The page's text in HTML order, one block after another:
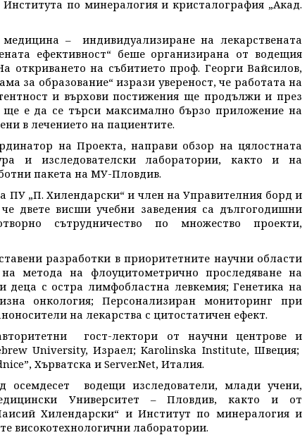
по минералогия и кристалография „Акад.
– индивидуализиране на лекарствената
ефективност“ беше организирана от водещия
откриването на събитието проф. Георги Вайсилов,
за образование“ изрази увереност, че работата на
и върхови постижения ще продължи и през
е да се търси максимално бързо приложение на
в лечението на пациентите.
на Проекта, направи обзор на цялостната
и изследователски лаборатории, както и на
пакета на МУ-Пловдив.
ПУ „П. Хилендарски“ и член на Управителния борд и
двете висши учебни заведения са дългогодишни
сътрудничество по множество проекти,
разработки в приоритетните научни области
метода на флоуцитометрично проследяване на
с остра лимфобластна левкемия; Генетика на
онкология; Персонализиран мониторинг при
на лекарства с цитостатичен ефект.
гост-лектори от научни центрове и
University, Израел; Karolinska Institute, Швеция;
Хърватска и Server.Net, Италия.
осемдесет водещи изследователи, млади учени,
Университет – Пловдив, както и от
Хилендарски“ и Институт по минералогия и
високотехнологични лаборатории.